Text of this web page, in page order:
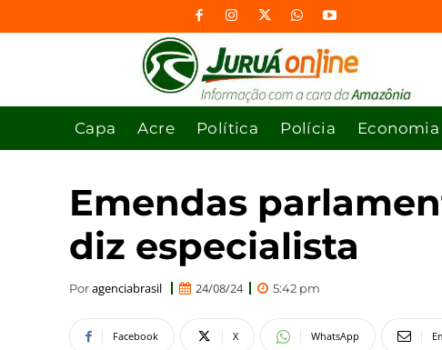
Capa Acre Política Polícia Economia
Emendas
diz especialista
Poragenciabrasil 24/08/24 5:42 pm
Facebook X WhatsApp